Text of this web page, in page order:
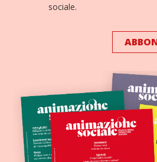
sociale.